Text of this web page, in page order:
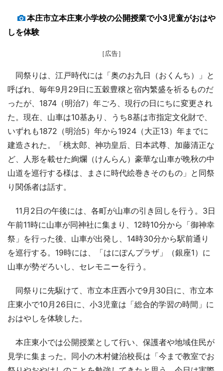
本庄市立本庄東小学校の公開授業で小3児童がおはや
しを体験
［広告］
同祭りは、江戸時代には「奥のお九日（おくんち）」と
呼ばれ、毎年9月29日に五穀豊穣と宿内繁盛を祈るものだ
ったが、1874（明治7）年ごろ、現行の日にちに変更され
た。現在、山車は10基あり、うち8基は市指定文化財で、
いずれも1872（明治5）年から1924（大正13）年までに
建造された。「桃太郎、神功皇后、日本武尊、加藤清正な
ど、人形を載せた絢爛（けんらん）豪華な山車が晩秋の中
山道を巡行する様は、まさに時代絵巻きそのもの」と同祭
り関係者は話す。
11月2日の午後には、各町が山車の引き回しを行う。3日
午前11時に山車が同神社に集まり、12時10分から「御神幸
祭」を行った後、山車が出発し、14時30分から駅前通り
を巡行する。19時には、「はにぽんプラザ」（銀座1）に
山車が勢ぞろいし、セレモニーを行う。
同祭りに先駆けて、市立本庄西小で9月30日に、市立本
庄東小で10月26日に、小3児童は「総合的学習の時間」に
おはやしを体験した。
本庄東小では公開授業として行い、保護者や地域住民が
見学に集まった。同小の木村健治校長は「今まで教室でお